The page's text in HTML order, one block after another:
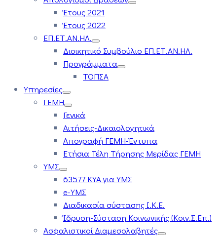
Έτους 2021
Έτους 2022
ΕΠ.ΕΤ.ΑΝ.ΗΛ.
Διοικητικό Συμβούλιο ΕΠ.ΕΤ.ΑΝ.ΗΛ.
Προγράμματα
ΤΟΠΣΑ
Υπηρεσίες
ΓΕΜΗ
Γενικά
Αιτήσεις-Δικαιολογητικά
Απογραφή ΓΕΜΗ-Έντυπα
Ετήσια Τέλη Τήρησης Μερίδας ΓΕΜΗ
ΥΜΣ
63577 ΚΥΑ για ΥΜΣ
e-ΥΜΣ
Διαδικασία σύστασης Ι.Κ.Ε.
Ίδρυση-Σύσταση Κοινωνικής (Κοιν.Σ.Επ.)
Ασφαλιστικοί Διαμεσολαβητές